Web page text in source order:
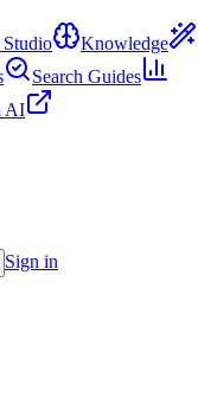
Studio
Knowledge
Search Guides
AI
Sign in